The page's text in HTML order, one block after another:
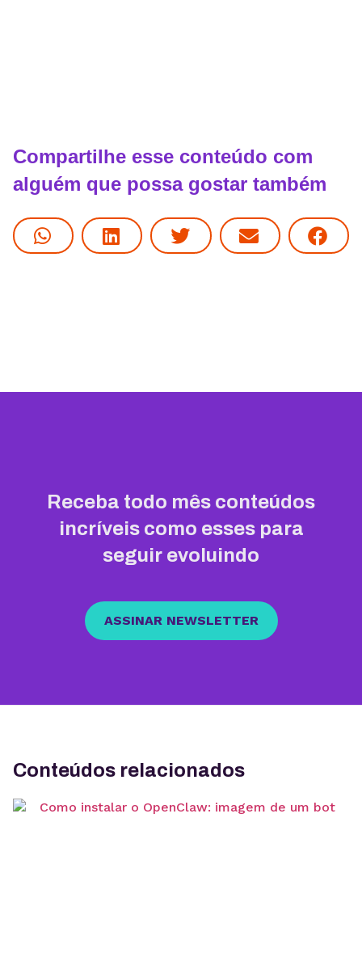
Compartilhe esse conteúdo com
alguém que possa gostar também
Receba todo mês conteúdos
incríveis como esses para
seguir evoluindo
ASSINAR NEWSLETTER
Conteúdos relacionados